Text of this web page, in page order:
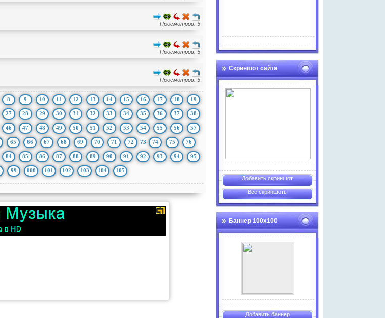
Скриншот сайта
Добавить скриншот
Все скриншоты
Баннер 100х100
Добавить баннер
Просмотров: 5
Просмотров: 5
Просмотров: 5
8 9 10 11 12 13 14 15 16 17 18 19
27 28 29 30 31 32 33 34 35 36 37 38
46 47 48 49 50 51 52 53 54 55 56 57
65 66 67 68 69 70 71 72 73 74 75 76
84 85 86 87 88 89 90 91 92 93 94 95
99 100 101 102 103 104 105